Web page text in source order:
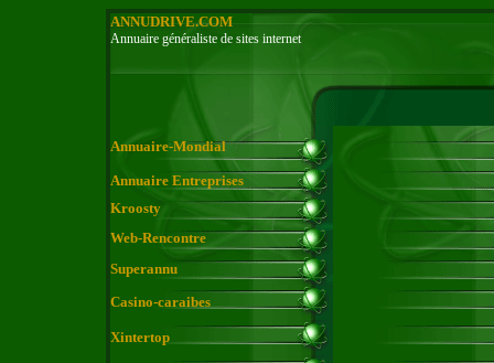
ANNUDRIVE.COM
Annuaire généraliste de sites internet
Annuaire-Mondial
Annuaire Entreprises
Kroosty
Web-Rencontre
Superannu
Casino-caraibes
Xintertop